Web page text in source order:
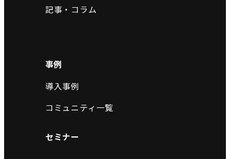
記事・コラム
事例
導入事例
コミュニティ一覧
セミナー